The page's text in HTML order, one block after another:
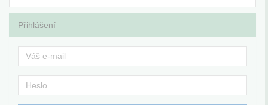
Přihlášení